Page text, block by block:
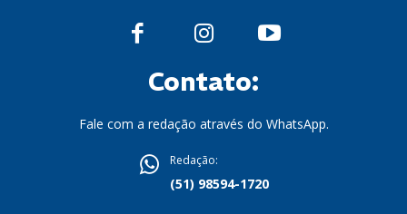
Contato:
Fale com a redação através do WhatsApp.
Redação:
(51) 98594-1720